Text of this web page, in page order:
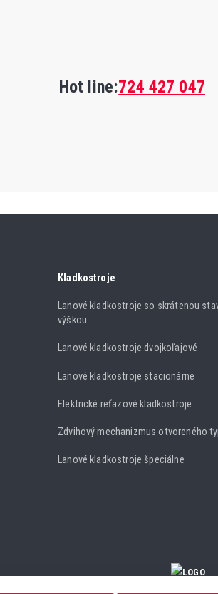
Hot line:724 427 047
Kladkostroje
Lanové kladkostroje so skrátenou
výškou
Lanové kladkostroje dvojkoľajové
Lanové kladkostroje stacionárne
Elektrické reťazové kladkostroje
Zdvihový mechanizmus otvoreného
Lanové kladkostroje špeciálne